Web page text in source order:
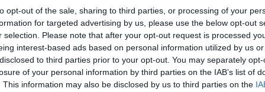
opt-out of the sale, sharing to third parties, or processing of your
for targeted advertising by us, please use the below opt-out
selection. Please note that after your opt-out request is processed
interest-based ads based on personal information utilized by us
to third parties prior to your opt-out. You may separately
of your personal information by third parties on the IAB’s list of
This information may also be disclosed by us to third parties on the
κόσμο. Είναι μια αρκετά μεγάλη περίοδος
και να θεμελιώσουμε έναν κόσμο προσιτό
που θα αγγίζει τα όρια της
μια ζωντανή οριοθετημένη ύπαρξη,
εκμετάλλευση και η δουλεία, η βία και η